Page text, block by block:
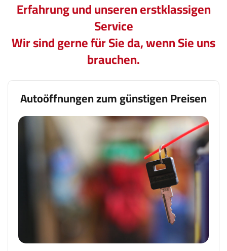
Erfahrung und unseren erstklassigen
Service
Wir sind gerne für Sie da, wenn Sie uns
brauchen.
Autoöffnungen zum günstigen Preisen